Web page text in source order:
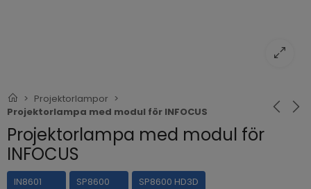
Projektorlampor
Projektorlampa med modul för INFOCUS
Projektorlampa med modul för
INFOCUS
IN8601 SP8600 SP8600 HD3D